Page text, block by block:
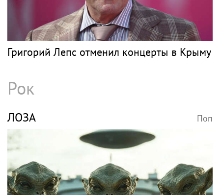
МОНЕТОЧКА
Монеточка разочаровала фанатов после
выпуска ИИ-клипа